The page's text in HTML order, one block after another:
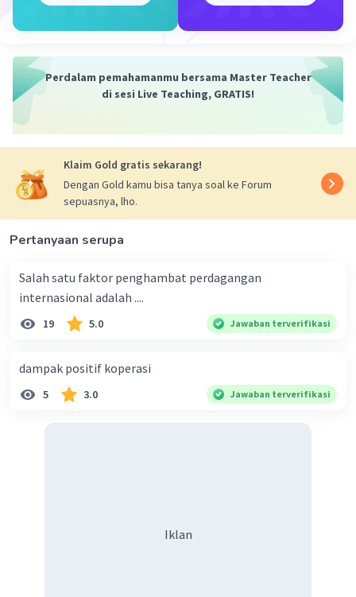
Jadi jawaban untuk soal tersebut adalah
Beri Rating·0.0(0) Balas
Iklan
Perdalam pemahamanmu bersama Master Teacher
di sesi Live Teaching, GRATIS!
Klaim Gold gratis sekarang!
Dengan Gold kamu bisa tanya soal ke Forum
sepuasnya, lho.
Pertanyaan serupa
Salah satu faktor penghambat perdagangan
internasional adalah ....
19 5.0 Jawaban terverifikasi
dampak positif koperasi
5 3.0 Jawaban terverifikasi
Iklan